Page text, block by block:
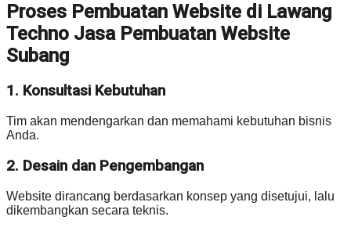
Proses Pembuatan Website di Lawang
Techno Jasa Pembuatan Website
Subang
1. Konsultasi Kebutuhan
Tim akan mendengarkan dan memahami kebutuhan bisnis
Anda.
2. Desain dan Pengembangan
Website dirancang berdasarkan konsep yang disetujui, lalu
dikembangkan secara teknis.